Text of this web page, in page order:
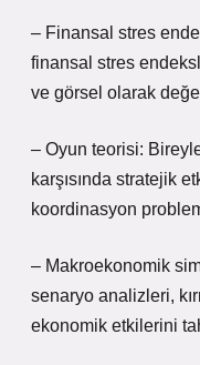
– Finansal stres
finansal stres
ve görsel olarak
– Oyun teorisi:
karşısında stratejik
koordinasyon
– Makroekonomik
senaryo analizleri,
ekonomik etkilerini